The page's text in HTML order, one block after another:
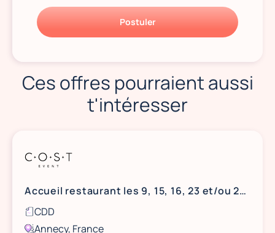
Postuler
Ces offres pourraient aussi
t'intéresser
Accueil restaurant les 9, 15, 16, 23 et/ou 28 août - Annecy
CDD
Annecy, France